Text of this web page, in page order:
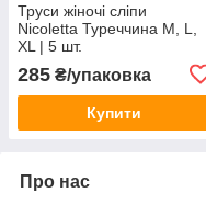
Труси жіночі сліпи
Nicoletta Туреччина M, L,
XL | 5 шт.
285 ₴/упаковка
Купити
Про нас